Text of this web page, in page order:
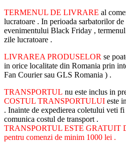
TERMENUL DE LIVRARE al
lucratoare . In perioada sarbatorilor de
evenimentului Black Friday ,
zile lucratoare .
LIVRAREA PRODUSELOR se
in orice localitate din Romania prin
Fan Courier sau GLS Romania ) .
TRANSPORTUL nu este inclus in
COSTUL TRANSPORTULUI este
. Inainte de expedierea coletului veti
comunica costul de transport .
TRANSPORTUL ESTE GRATUIT
pentru comenzi de minim 1000 lei .